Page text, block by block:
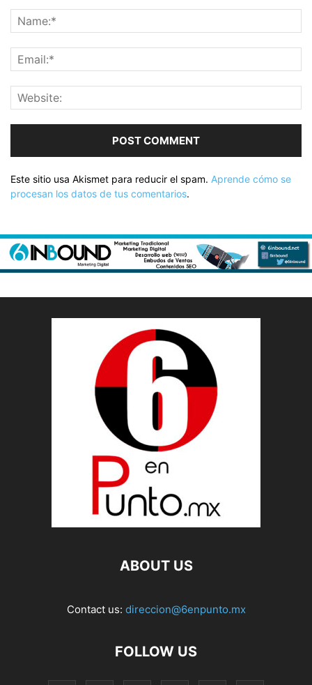
Este sitio usa Akismet para reducir el spam. Aprende cómo se
procesan los datos de tus comentarios.
ABOUT US
Contact us: direccion@6enpunto.mx
FOLLOW US